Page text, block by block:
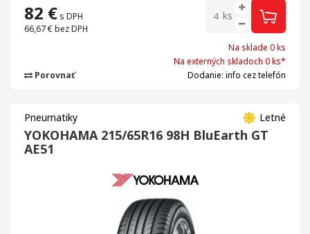
82 € s DPH
66,67 € bez DPH
ks
Na sklade 0 ks
Na externých skladoch 0 ks*
Dodanie: info cez telefón
Porovnať
Letné
Pneumatiky
YOKOHAMA 215/65R16 98H BluEarth GT
AE51